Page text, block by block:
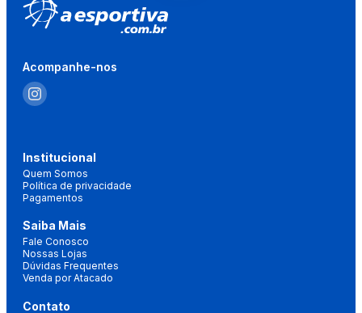
Acompanhe-nos
Institucional
Quem Somos
Política de privacidade
Pagamentos
Saiba Mais
Fale Conosco
Nossas Lojas
Dúvidas Frequentes
Venda por Atacado
Contato